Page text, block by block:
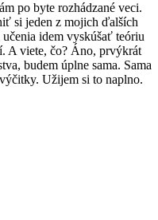
po byte rozhádzané veci.
si jeden z mojich ďalších
idem vyskúšať teóriu
A viete, čo? Áno, prvýkrát
budem úplne sama. Sama
Užijem si to naplno.